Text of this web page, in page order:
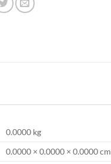
0.0000 kg
0.0000 × 0.0000 × 0.0000 cm